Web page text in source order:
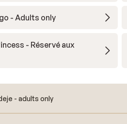
- Adults only
- Réservé aux
- adults only